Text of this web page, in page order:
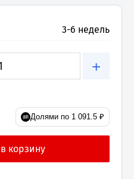
3-6 недель
+
Долями по 1 091.5 ₽